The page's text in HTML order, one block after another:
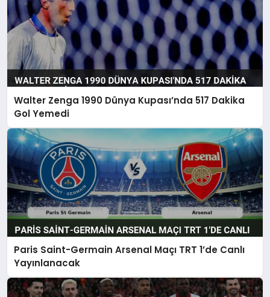
Walter Zenga 1990 Dünya Kupası’nda 517 Dakika
Gol Yemedi
Paris Saint-Germain Arsenal Maçı TRT 1’de Canlı
Yayınlanacak